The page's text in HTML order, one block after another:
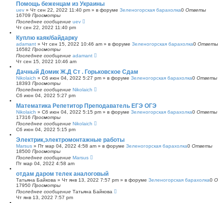
Помощь беженцам из Украины
uev » Чт сен 22, 2022 11:40 pm » в форуме Зеленогорская барахолка0 Ответы
16709 Просмотры
Последнее сообщение uev
Чт сен 22, 2022 11:40 pm
Куплю каяк/байдарку
adamant » Чт сен 15, 2022 10:46 am » в форуме Зеленогорская барахолка0 Ответы
16582 Просмотры
Последнее сообщение adamant
Чт сен 15, 2022 10:46 am
Дачный Домик Ж.Д Ст . Горьковское Сдам
Nikolaich » Сб июн 04, 2022 5:27 pm » в форуме Зеленогорская барахолка0 Ответы
18393 Просмотры
Последнее сообщение Nikolaich
Сб июн 04, 2022 5:27 pm
Математика Репетитор Преподаватель ЕГЭ ОГЭ
Nikolaich » Сб июн 04, 2022 5:15 pm » в форуме Зеленогорская барахолка0 Ответы
17316 Просмотры
Последнее сообщение Nikolaich
Сб июн 04, 2022 5:15 pm
Электрик,электромонтажные работы
Marsus » Пт мар 04, 2022 4:58 am » в форуме Зеленогорская барахолка0 Ответы
18500 Просмотры
Последнее сообщение Marsus
Пт мар 04, 2022 4:58 am
отдам даром телек аналоговый
Татьяна Байкова » Чт янв 13, 2022 7:57 pm » в форуме Зеленогорская барахолка0
17950 Просмотры
Последнее сообщение Татьяна Байкова
Чт янв 13, 2022 7:57 pm